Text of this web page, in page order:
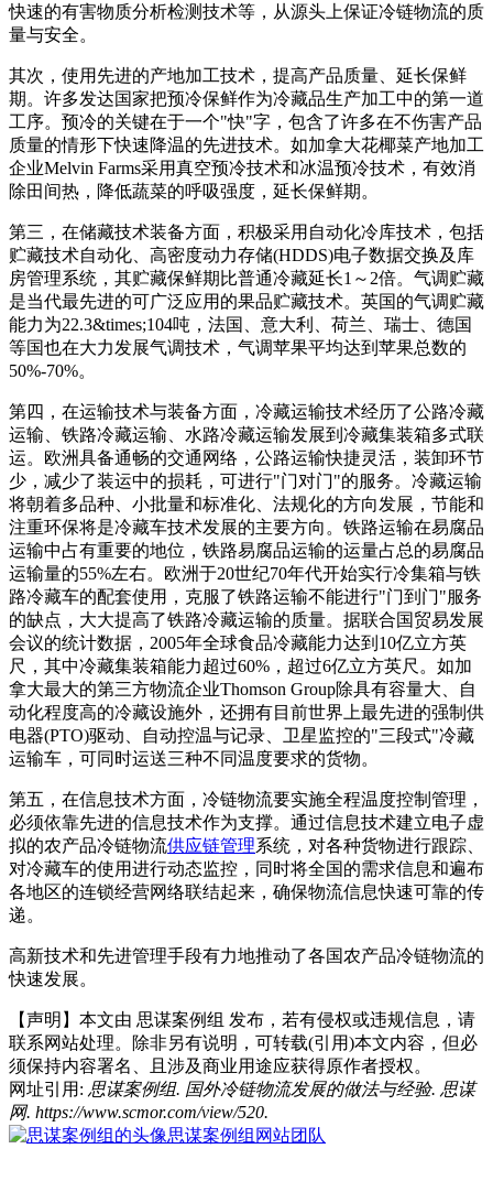
快速的有害物质分析检测技术等，从源头上保证冷链物流的质
量与安全。
其次，使用先进的产地加工技术，提高产品质量、延长保鲜
期。许多发达国家把预冷保鲜作为冷藏品生产加工中的第一道
工序。预冷的关键在于一个"快"字，包含了许多在不伤害产品
质量的情形下快速降温的先进技术。如加拿大花椰菜产地加工
企业Melvin Farms采用真空预冷技术和冰温预冷技术，有效消
除田间热，降低蔬菜的呼吸强度，延长保鲜期。
第三，在储藏技术装备方面，积极采用自动化冷库技术，包括
贮藏技术自动化、高密度动力存储(HDDS)电子数据交换及库
房管理系统，其贮藏保鲜期比普通冷藏延长1～2倍。气调贮藏
是当代最先进的可广泛应用的果品贮藏技术。英国的气调贮藏
能力为22.3&times;104吨，法国、意大利、荷兰、瑞士、德国
等国也在大力发展气调技术，气调苹果平均达到苹果总数的
50%-70%。
第四，在运输技术与装备方面，冷藏运输技术经历了公路冷藏
运输、铁路冷藏运输、水路冷藏运输发展到冷藏集装箱多式联
运。欧洲具备通畅的交通网络，公路运输快捷灵活，装卸环节
少，减少了装运中的损耗，可进行"门对门"的服务。冷藏运输
将朝着多品种、小批量和标准化、法规化的方向发展，节能和
注重环保将是冷藏车技术发展的主要方向。铁路运输在易腐品
运输中占有重要的地位，铁路易腐品运输的运量占总的易腐品
运输量的55%左右。欧洲于20世纪70年代开始实行冷集箱与铁
路冷藏车的配套使用，克服了铁路运输不能进行"门到门"服务
的缺点，大大提高了铁路冷藏运输的质量。据联合国贸易发展
会议的统计数据，2005年全球食品冷藏能力达到10亿立方英
尺，其中冷藏集装箱能力超过60%，超过6亿立方英尺。如加
拿大最大的第三方物流企业Thomson Group除具有容量大、自
动化程度高的冷藏设施外，还拥有目前世界上最先进的强制供
电器(PTO)驱动、自动控温与记录、卫星监控的"三段式"冷藏
运输车，可同时运送三种不同温度要求的货物。
第五，在信息技术方面，冷链物流要实施全程温度控制管理，
必须依靠先进的信息技术作为支撑。通过信息技术建立电子虚
拟的农产品冷链物流供应链管理系统，对各种货物进行跟踪、
对冷藏车的使用进行动态监控，同时将全国的需求信息和遍布
各地区的连锁经营网络联结起来，确保物流信息快速可靠的传
递。
高新技术和先进管理手段有力地推动了各国农产品冷链物流的
快速发展。
【声明】本文由 思谋案例组 发布，若有侵权或违规信息，请
联系网站处理。除非另有说明，可转载(引用)本文内容，但必
须保持内容署名、且涉及商业用途应获得原作者授权。
网址引用: 思谋案例组. 国外冷链物流发展的做法与经验. 思谋
网. https://www.scmor.com/view/520.
思谋案例组 网站团队